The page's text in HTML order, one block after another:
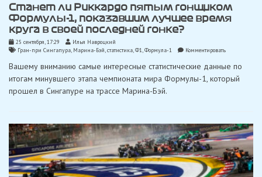
Станет ли Риккардо пятым гонщиком
Формулы-1, показавшим лучшее время
круга в своей последней гонке?
25 сентября, 17:29
Илья Навроцкий
Гран-при Сингапура, Марина-Бэй,статистика,Ф1,Формула-1 Комментироватьon
ли
Риккардо
пятым
время
круга
в
своей
последней
гонке?
Вашему вниманию самые интересные статистические данные по
итогам минувшего этапа чемпионата мира Формулы-1, который
прошел в Сингапуре на трассе Марина-Бэй.